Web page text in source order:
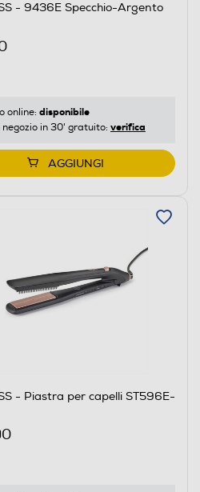
- 9436E Specchio-Argento
online: disponibile
negozio in 30' gratuito: verifica
AGGIUNGI
- Piastra per capelli ST596E-